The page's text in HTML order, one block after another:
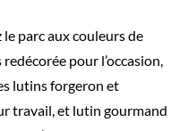
parc aux couleurs de
pour l’occasion,
lutins forgeron et
travail, et lutin gourmand